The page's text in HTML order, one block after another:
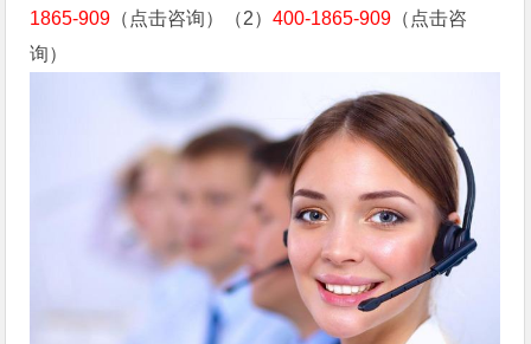
1865-909 （点击咨询）（2）400-1865-909 （点击咨
询）